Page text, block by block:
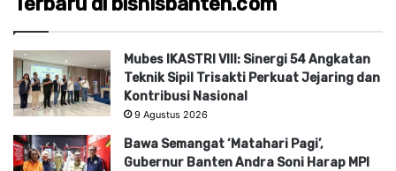
Mubes IKASTRI VIII: Sinergi 54 Angkatan
Teknik Sipil Trisakti Perkuat Jejaring dan
Kontribusi Nasional
9 Agustus 2026
Bawa Semangat ‘Matahari Pagi’,
Gubernur Banten Andra Soni Harap MPI